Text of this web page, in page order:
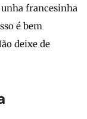
francesinha
é bem
deixe de